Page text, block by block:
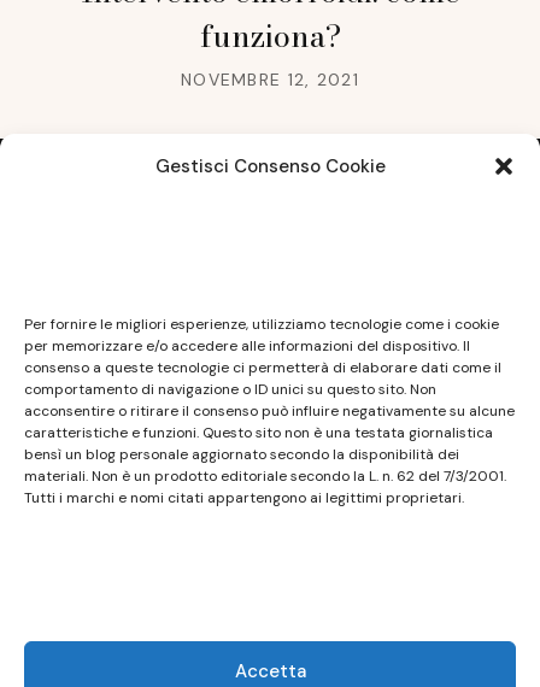
Gestisci Consenso Cookie
Per fornire le migliori esperienze, utilizziamo tecnologie come i cookie
per memorizzare e/o accedere alle informazioni del dispositivo. Il
consenso a queste tecnologie ci permetterà di elaborare dati come il
comportamento di navigazione o ID unici su questo sito. Non
acconsentire o ritirare il consenso può influire negativamente su alcune
caratteristiche e funzioni. Questo sito non è una testata giornalistica
bensì un blog personale aggiornato secondo la disponibilità dei
materiali. Non è un prodotto editoriale secondo la L. n. 62 del 7/3/2001.
Tutti i marchi e nomi citati appartengono ai legittimi proprietari.
Accetta
funziona?
NOVEMBRE 12, 2021
non ha carattere periodico essendo aggiornato
secondo la disponibilità e la reperibilità dei materiali.
Pertanto non può essere considerato in alcun modo
un prodotto editoriale ai sensi della L. n. 62 del
7/3/2001. Tutti i marchi riportati appartengono ai
legittimi proprietari; marchi di terzi, nomi di prodotti,